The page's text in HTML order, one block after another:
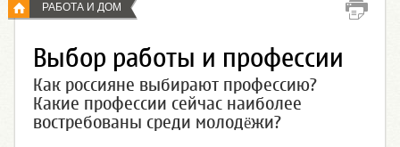
РАБОТА И ДОМ
Выбор работы и профессии
Как россияне выбирают профессию?
Какие профессии сейчас наиболее
востребованы среди молодёжи?